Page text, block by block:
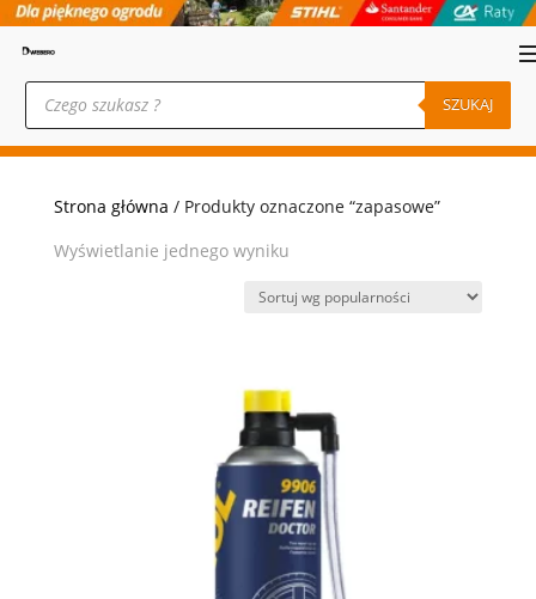
Wyszukiwarka
produktów SZUKAJ
Strona główna / Produkty oznaczone “zapasowe”
Wyświetlanie jednego wyniku